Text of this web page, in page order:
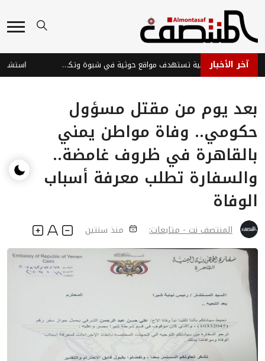
آخر الأخبار القوات الحكومية تستهدف مواقع حوثية في شبوة وتكبدها خسائر
بعد يوم من مقتل مسؤول
حكومي.. وفاة مواطن يمني
بالقاهرة في ظروف غامضة..
والسفارة تطلب معرفة أسباب
الوفاة
المنتصف نت - متابعات: منذ سنتين